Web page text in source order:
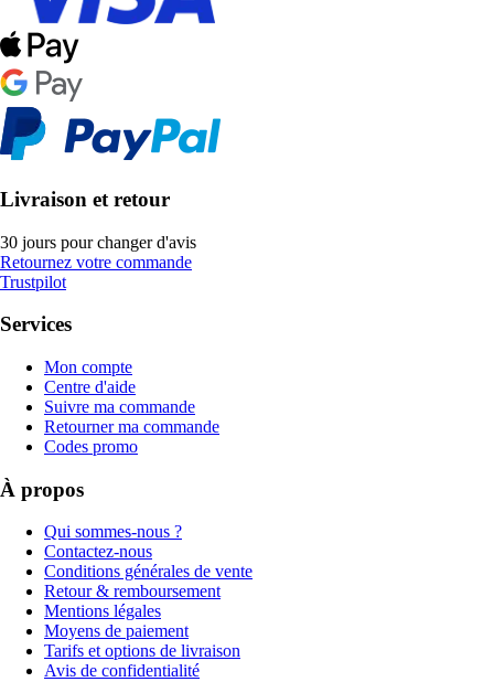
Livraison et retour
30 jours pour changer d'avis
Retournez votre commande
Trustpilot
Services
Mon compte
Centre d'aide
Suivre ma commande
Retourner ma commande
Codes promo
À propos
Qui sommes-nous ?
Contactez-nous
Conditions générales de vente
Retour & remboursement
Mentions légales
Moyens de paiement
Tarifs et options de livraison
Avis de confidentialité